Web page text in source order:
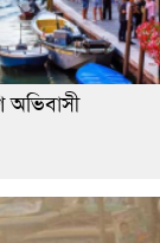
অভিবাসী